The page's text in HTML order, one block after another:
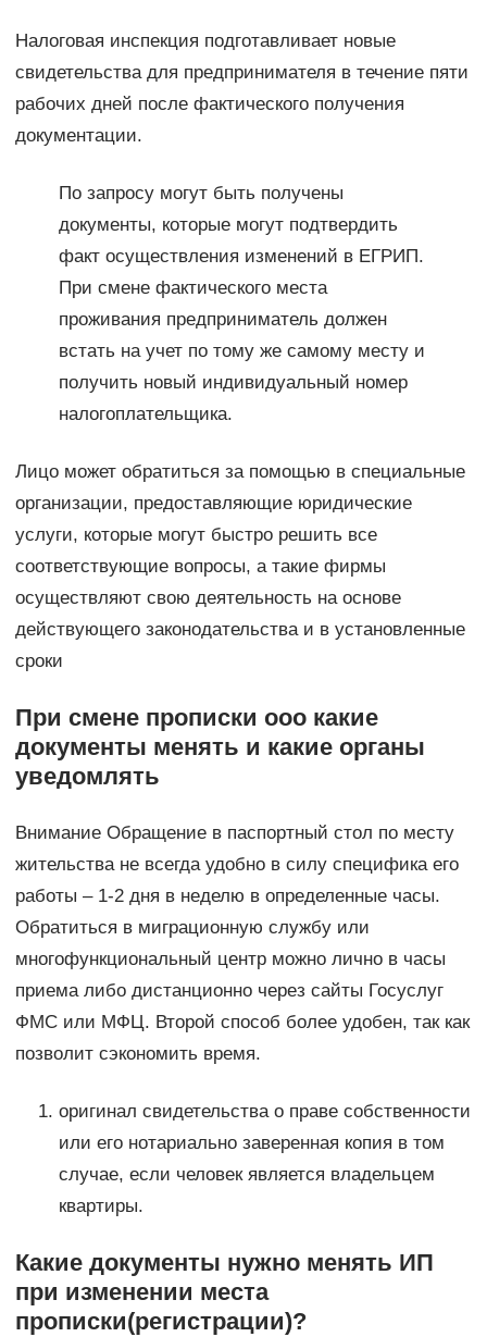
Налоговая инспекция подготавливает новые
свидетельства для предпринимателя в течение пяти
рабочих дней после фактического получения
документации.
По запросу могут быть получены
документы, которые могут подтвердить
факт осуществления изменений в ЕГРИП.
При смене фактического места
проживания предприниматель должен
встать на учет по тому же самому месту и
получить новый индивидуальный номер
налогоплательщика.
Лицо может обратиться за помощью в специальные
организации, предоставляющие юридические
услуги, которые могут быстро решить все
соответствующие вопросы, а такие фирмы
осуществляют свою деятельность на основе
действующего законодательства и в установленные
сроки
При смене прописки ооо какие
документы менять и какие органы
уведомлять
Внимание Обращение в паспортный стол по месту
жительства не всегда удобно в силу специфика его
работы – 1-2 дня в неделю в определенные часы.
Обратиться в миграционную службу или
многофункциональный центр можно лично в часы
приема либо дистанционно через сайты Госуслуг
ФМС или МФЦ. Второй способ более удобен, так как
позволит сэкономить время.
оригинал свидетельства о праве собственности
или его нотариально заверенная копия в том
случае, если человек является владельцем
квартиры.
Какие документы нужно менять ИП
при изменении места
прописки(регистрации)?